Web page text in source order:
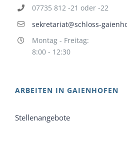
07735 812 -21 oder -22
sekretariat@schloss-
Montag - Freitag:
8:00 - 12:30
ARBEITEN IN GAIENHOFEN
Stellenangebote